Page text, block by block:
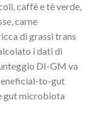
caffè e tè verde,
carne
di grassi trans
i dati di
DI-GM va
to-gut
gut microbiota